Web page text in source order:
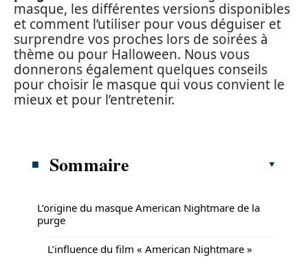
masque, les différentes versions disponibles
et comment l’utiliser pour vous déguiser et
surprendre vos proches lors de soirées à
thème ou pour Halloween. Nous vous
donnerons également quelques conseils
pour choisir le masque qui vous convient le
mieux et pour l’entretenir.
Sommaire
L’origine du masque American Nightmare de la
purge
L’influence du film « American Nightmare »